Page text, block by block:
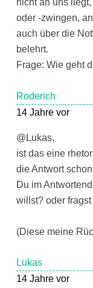
nicht an uns
oder -zwingen,
auch über die
belehrt.
Frage: Wie geht
Roderich
14 Jahre vor
@Lukas,
ist das eine
die Antwort
Du im
willst? oder
(Diese meine
Lukas
14 Jahre vor